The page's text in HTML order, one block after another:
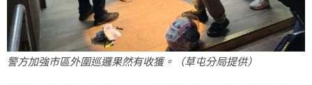
警方加強市區外圍巡邏果然有收獲。（草屯分局提供）